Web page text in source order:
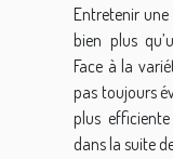
besoins
Entretenir
bien plus
Face à la
pas toujours
plus
dans la suite